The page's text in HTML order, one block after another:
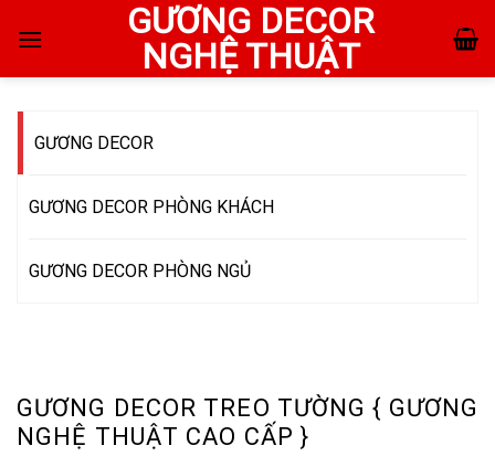
GƯƠNG DECOR
NGHỆ THUẬT
GƯƠNG DECOR TREO TƯỜNG { GƯƠNG
NGHỆ THUẬT CAO CẤP }
GƯƠNG DECOR
GƯƠNG DECOR PHÒNG KHÁCH
GƯƠNG DECOR PHÒNG NGỦ